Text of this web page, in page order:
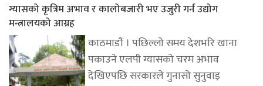
ग्यासको कृत्रिम अभाव र कालोबजारी भए उजुरी गर्न उद्योग
मन्त्रालयको आग्रह
काठमाडौं । पछिल्लो समय देशभरि खाना
पकाउने एलपी ग्यासको चरम अभाव
देखिएपछि सरकारले गुनासो सुनुवाइ